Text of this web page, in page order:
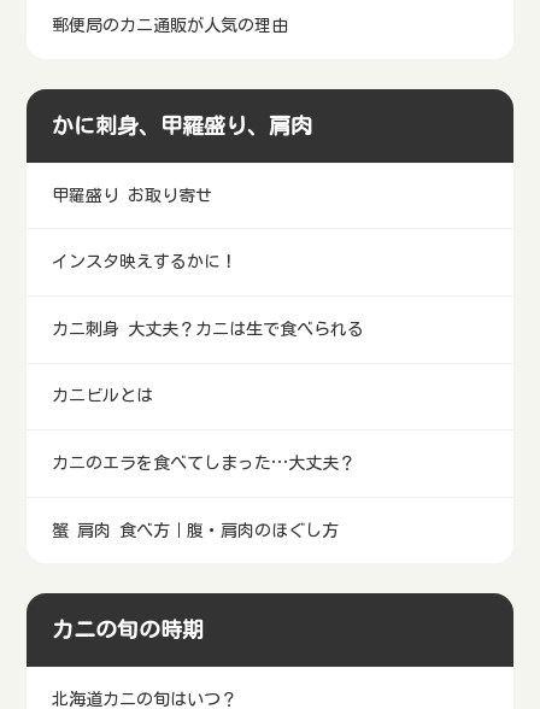
郵便局のカニ通販が人気の理由
かに刺身、甲羅盛り、肩肉
甲羅盛り お取り寄せ
インスタ映えするかに！
カニ刺身 大丈夫？カニは生で食べられる
カニビルとは
カニのエラを食べてしまった…大丈夫？
蟹 肩肉 食べ方｜腹・肩肉のほぐし方
カニの旬の時期
北海道カニの旬はいつ？